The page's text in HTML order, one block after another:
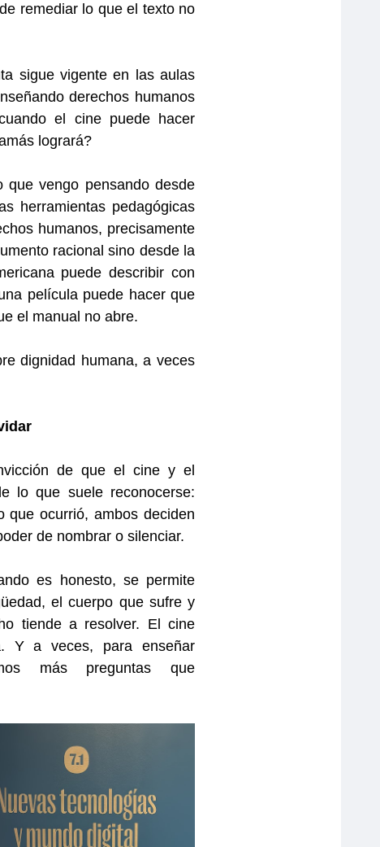
remediar lo que el texto no
sigue vigente en las aulas
derechos humanos
el cine puede hacer
logrará?
vengo pensando desde
herramientas pedagógicas
humanos, precisamente
racional sino desde la
puede describir con
película puede hacer que
el manual no abre.
dignidad humana, a veces
de que el cine y el
lo que suele reconocerse:
que ocurrió, ambos deciden
de nombrar o silenciar.
es honesto, se permite
el cuerpo que sufre y
tiende a resolver. El cine
Y a veces, para enseñar
más preguntas que